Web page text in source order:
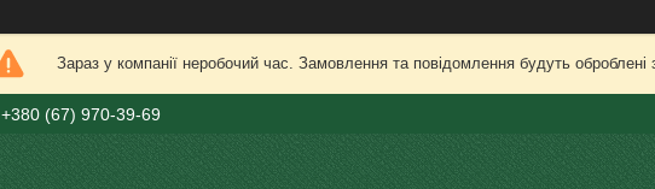
Зараз у компанії неробочий час. Замовлення та повідомлення будуть
+380 (67) 970-39-69